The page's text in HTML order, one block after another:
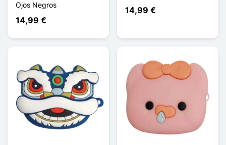
Ojos Negros
14,99 €
14,99 €